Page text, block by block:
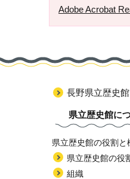
Adobe Acrobat
長野県立歴史
県立歴史館に
県立歴史館の役割と
県立歴史館の役
組織